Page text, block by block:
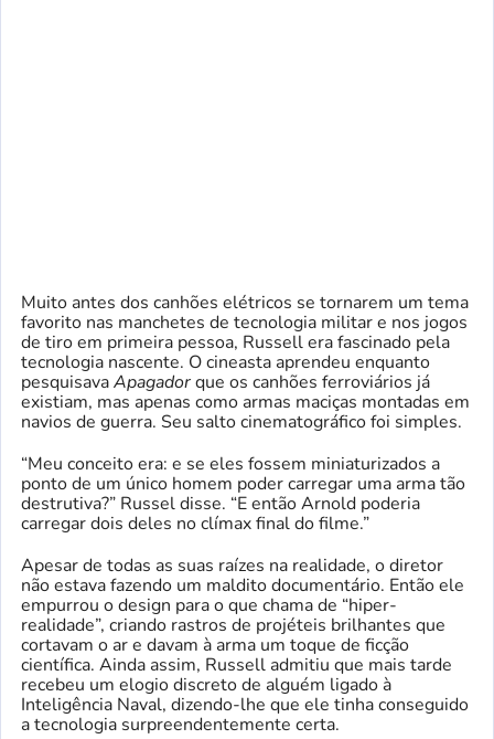
Muito antes dos canhões elétricos se tornarem um tema
favorito nas manchetes de tecnologia militar e nos jogos
de tiro em primeira pessoa, Russell era fascinado pela
tecnologia nascente. O cineasta aprendeu enquanto
pesquisavaApagadorque os canhões ferroviários já
existiam, mas apenas como armas maciças montadas em
navios de guerra. Seu salto cinematográfico foi simples.
“Meu conceito era: e se eles fossem miniaturizados a
ponto de um único homem poder carregar uma arma tão
destrutiva?” Russel disse. “E então Arnold poderia
carregar dois deles no clímax final do filme.”
Apesar de todas as suas raízes na realidade, o diretor
não estava fazendo um maldito documentário. Então ele
empurrou o design para o que chama de “hiper-
realidade”, criando rastros de projéteis brilhantes que
cortavam o ar e davam à arma um toque de ficção
científica. Ainda assim, Russell admitiu que mais tarde
recebeu um elogio discreto de alguém ligado à
Inteligência Naval, dizendo-lhe que ele tinha conseguido
a tecnologia surpreendentemente certa.